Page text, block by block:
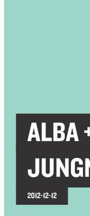
ALBA
2012-12-12